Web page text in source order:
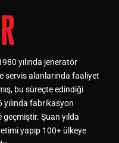
yılında jeneratör
servis alanlarında faaliyet
bu süreçte edindiği
fabrikasyon
Şuan yılda
yapıp 100+ ülkeye